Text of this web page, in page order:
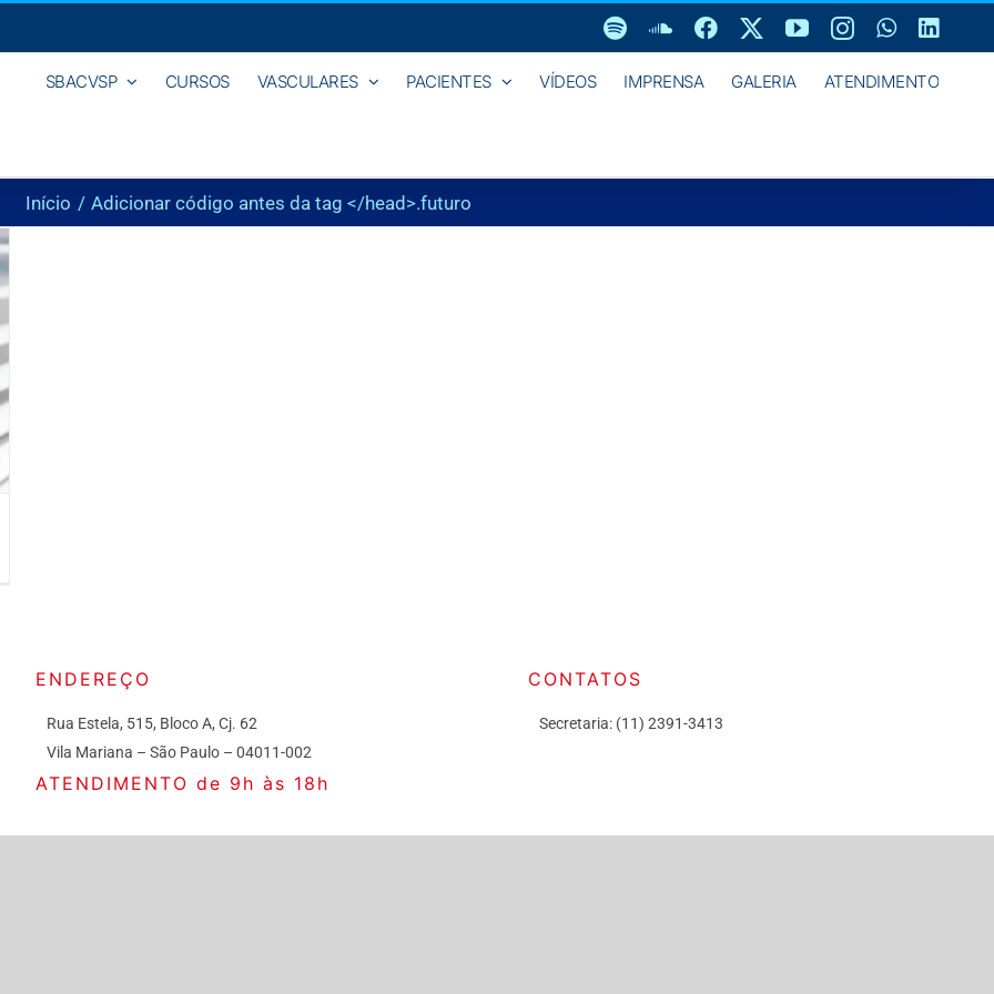
SpotifySoundCloud
FacebookYouTubeInstagram
SBACVSP CURSOS VASCULARES PACIENTES VÍDEOS IMPRENSA GALERIA ATENDIMENTO
Início Adicionar código antes da tag </head>.futuro
ENDEREÇO
Rua Estela, 515, Bloco A, Cj. 62
Vila Mariana – São Paulo – 04011-002
ATENDIMENTO de 9h às 18h
CONTATOS
Secretaria: (11) 2391-3413